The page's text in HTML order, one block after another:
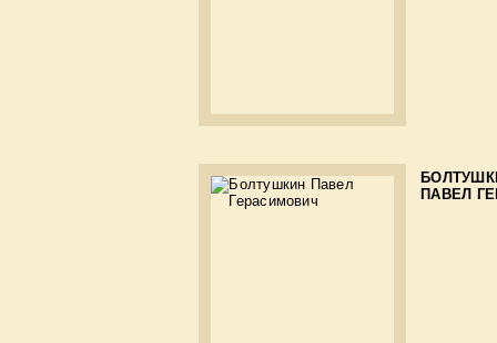
ПАВЕЛ